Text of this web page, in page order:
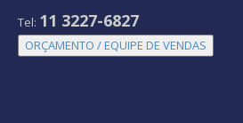
Tel: 11 3227-6827
ORÇAMENTO / EQUIPE DE VENDAS